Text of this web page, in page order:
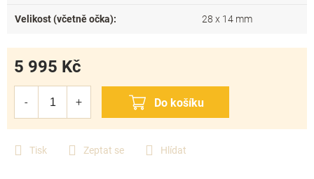
Tisk Zeptat se Hlídat
5 995 Kč
Velikost (včetně očka): 28 x 14 mm